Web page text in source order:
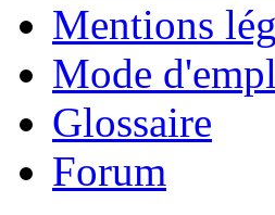
Mentions
Mode
Glossaire
Forum